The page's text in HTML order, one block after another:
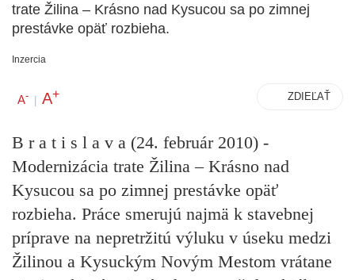
trate Žilina – Krásno nad Kysucou sa po zimnej
prestávke opäť rozbieha.
Inzercia
A- | A+ ZDIEĽAŤ
B r a t i s l a v a (24. február 2010) -
Modernizácia trate Žilina – Krásno nad
Kysucou sa po zimnej prestávke opäť
rozbieha. Práce smerujú najmä k stavebnej
príprave na nepretržitú výluku v úseku medzi
Žilinou a Kysuckým Novým Mestom vrátane